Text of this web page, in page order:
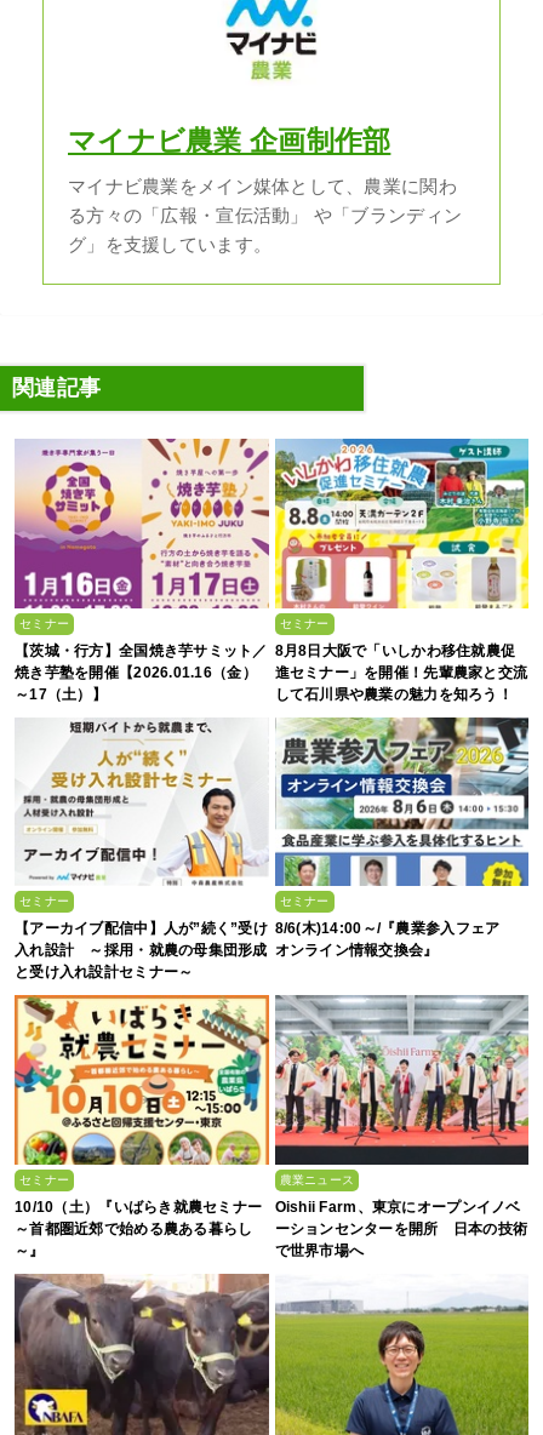
マイナビ農業 企画制作部
マイナビ農業をメイン媒体として、農業に関わ
る方々の「広報・宣伝活動」 や「ブランディン
グ」を支援しています。
関連記事
セミナー
【茨城・行方】全国焼き芋サミット／
焼き芋塾を開催【2026.01.16（金）
～17（土）】
セミナー
8月8日大阪で「いしかわ移住就農促
進セミナー」を開催！先輩農家と交流
して石川県や農業の魅力を知ろう！
セミナー
【アーカイブ配信中】人が”続く”受け
入れ設計 ～採用・就農の母集団形成
と受け入れ設計セミナー～
セミナー
8/6(木)14:00～/『農業参入フェア
オンライン情報交換会』
セミナー
10/10（土）『いばらき就農セミナー
～首都圏近郊で始める農ある暮らし
～』
農業ニュース
Oishii Farm、東京にオープンイノベ
ーションセンターを開所 日本の技術
で世界市場へ